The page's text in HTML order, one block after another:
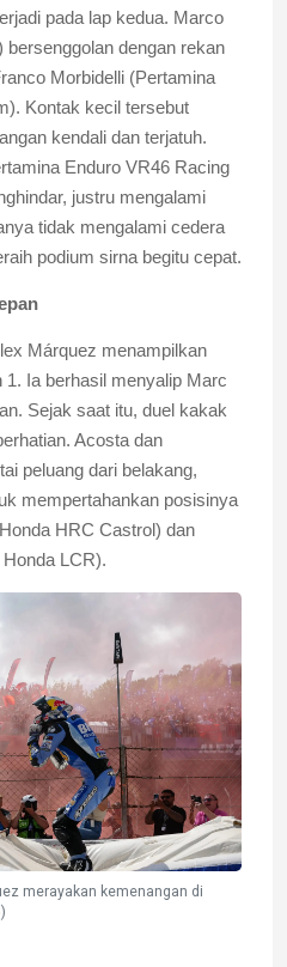
pada lap kedua. Marco
dengan rekan
Morbidelli (Pertamina
Kontak kecil tersebut
kendali dan terjatuh.
Enduro VR46 Racing
justru mengalami
tidak mengalami cedera
podium sirna begitu cepat.
Márquez menampilkan
Ia berhasil menyalip Marc
Sejak saat itu, duel kakak
Acosta dan
peluang dari belakang,
mempertahankan posisinya
HRC Castrol) dan
LCR).
merayakan kemenangan di